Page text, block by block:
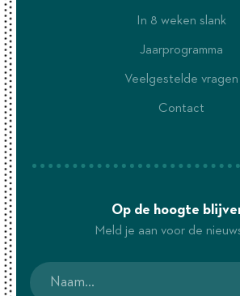
In 8 weken slank
Jaarprogramma
Veelgestelde vragen
Contact
Op de hoogte
Meld je aan voor de